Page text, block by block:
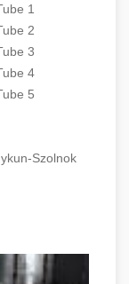
1
2
3
4
5
Szolnok